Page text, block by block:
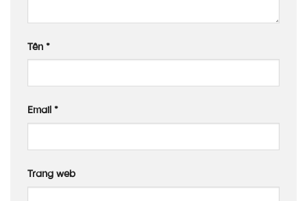
Tên *
Email *
Trang web